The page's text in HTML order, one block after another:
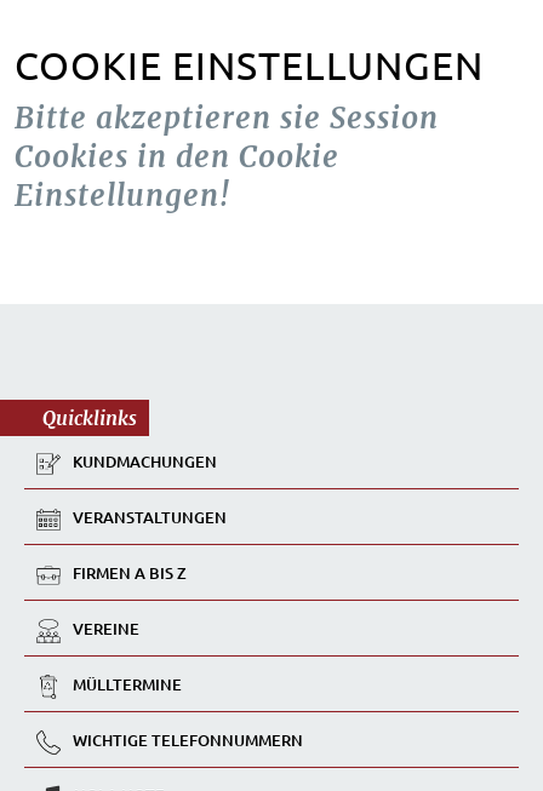
COOKIE EINSTELLUNGEN
Bitte akzeptieren sie Session
Cookies in den Cookie
Einstellungen!
Quicklinks
KUNDMACHUNGEN
VERANSTALTUNGEN
FIRMEN A BIS Z
VEREINE
MÜLLTERMINE
WICHTIGE TELEFONNUMMERN